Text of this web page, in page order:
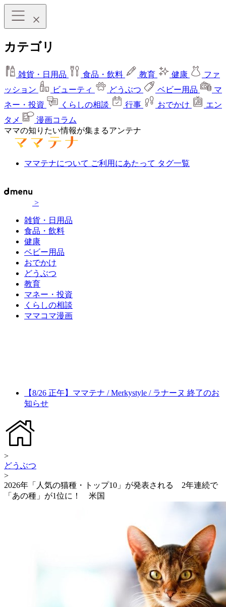
カテゴリ
雑貨・日用品 食品・飲料 教育 健康
ファ
ッション
ビューティ どうぶつ ベビー用品
マ
ネー・投資
くらしの相談 行事 おでかけ
エン
タメ
漫画コラム
ママの知りたい情報が集まるアンテナ
ママテナについて ご利用にあたって タグ一覧
>
雑貨・日用品
食品・飲料
健康
ベビー用品
おでかけ
どうぶつ
教育
マネー・投資
くらしの相談
ママコマ漫画
【8/26 正午】ママテナ / Merkystyle / ラナーヌ 終了のお
知らせ
>
どうぶつ
>
2026年「人気の猫種・トップ10」が発表される 2年連続で
「あの種」が1位に！ 米国